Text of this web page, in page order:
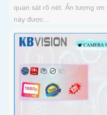
quan sát rõ nét. Ấn tượng
này được...